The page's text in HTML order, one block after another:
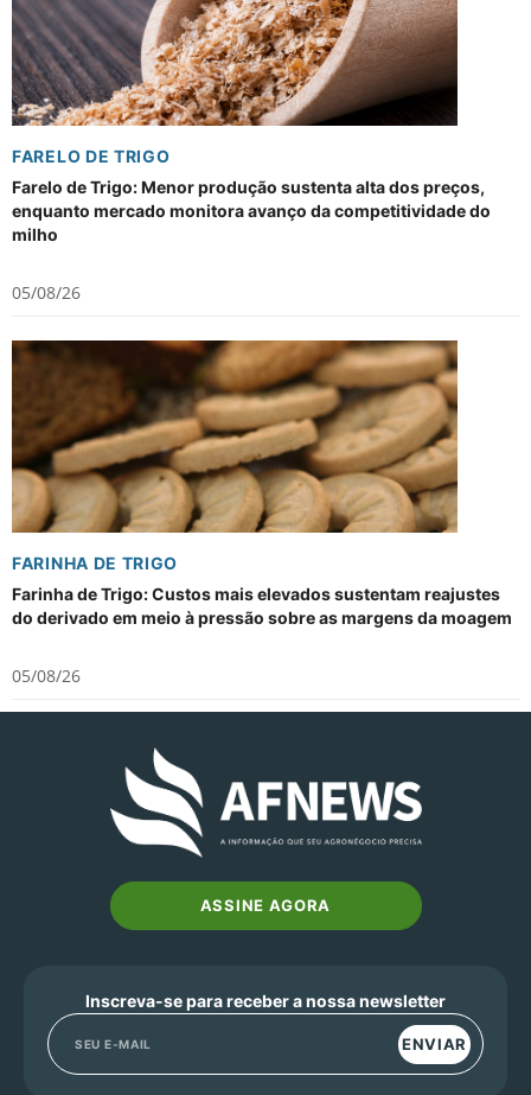
FARELO DE TRIGO
Farelo de Trigo: Menor produção sustenta alta dos preços,
enquanto mercado monitora avanço da competitividade do
milho
05/08/26
FARINHA DE TRIGO
Farinha de Trigo: Custos mais elevados sustentam reajustes
do derivado em meio à pressão sobre as margens da moagem
05/08/26
ASSINE AGORA
Inscreva-se para receber a nossa newsletter
ENVIAR